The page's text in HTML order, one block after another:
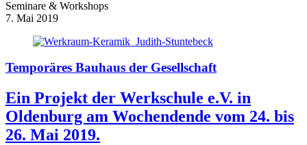
Seminare & Workshops
7. Mai 2019
Temporäres Bauhaus der Gesellschaft
Ein Projekt der Werkschule e.V. in
Oldenburg am Wochendende vom 24. bis
26. Mai 2019.